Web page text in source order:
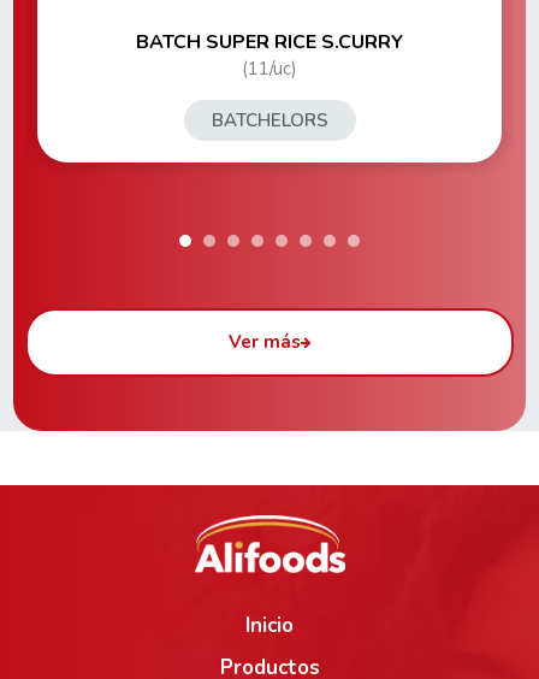
BATCH SUPER RICE S.CURRY
(11/uc)
BATCHELORS
Ver más
Inicio
Productos